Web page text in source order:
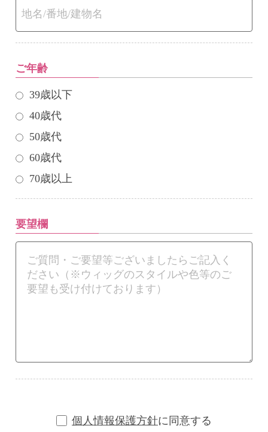
ご年齢
39歳以下
40歳代
50歳代
60歳代
70歳以上
要望欄
個人情報保護方針に同意する